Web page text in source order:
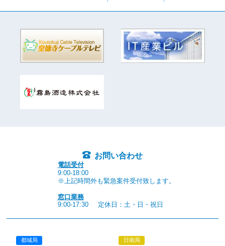
お問い合わせ
電話受付
9:00-18:00
※上記時間外も緊急案件受付致します。
窓口業務
9:00-17:30
定休日：土・日・祝日
都城局 日南局